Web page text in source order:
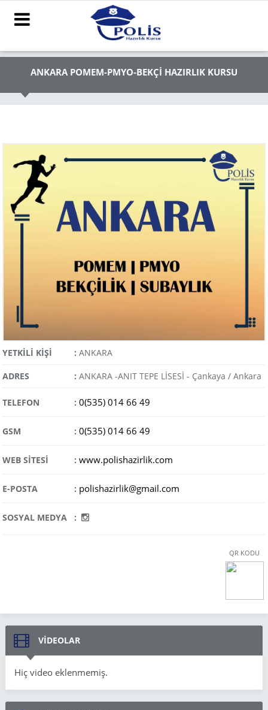
ANKARA POMEM-PMYO-BEKÇİ HAZIRLIK KURSU
YETKİLİ KİŞİ : ANKARA
ADRES : ANKARA -ANIT TEPE LİSESİ - Çankaya / Ankara
TELEFON : 0(535) 014 66 49
GSM : 0(535) 014 66 49
WEB SİTESİ :www.polishazirlik.com
E-POSTA : polishazirlik@gmail.com
SOSYAL MEDYA :
QR KODU
VİDEOLAR
Hiç video eklenmemiş.